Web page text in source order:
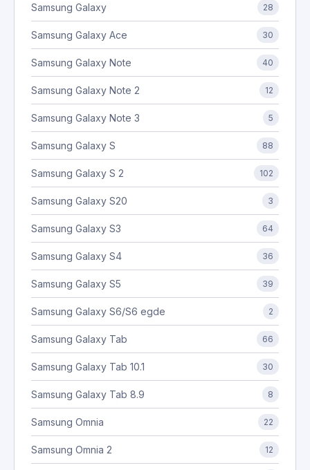
Samsung Galaxy 28
Samsung Galaxy Ace 30
Samsung Galaxy Note 40
Samsung Galaxy Note 2 12
Samsung Galaxy Note 3 5
Samsung Galaxy S 88
Samsung Galaxy S 2 102
Samsung Galaxy S20 3
Samsung Galaxy S3 64
Samsung Galaxy S4 36
Samsung Galaxy S5 39
Samsung Galaxy S6/S6 egde 2
Samsung Galaxy Tab 66
Samsung Galaxy Tab 10.1 30
Samsung Galaxy Tab 8.9 8
Samsung Omnia 22
Samsung Omnia 2 12